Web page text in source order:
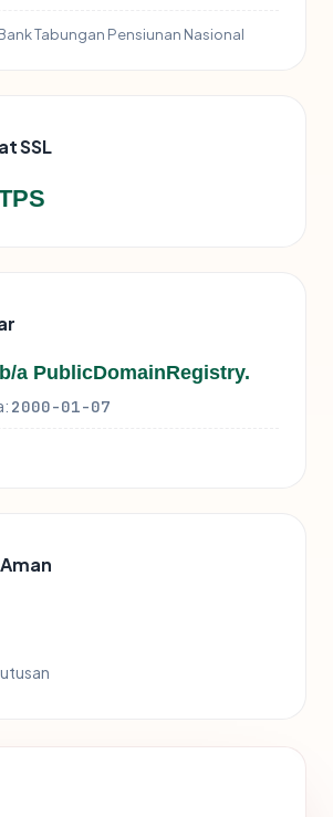
Tabungan Pensiunan Nasional
SSL
a PublicDomainRegistry.
2000-01-07